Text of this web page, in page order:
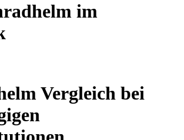
im
Vergleich bei